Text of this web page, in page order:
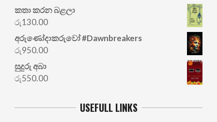
price
was:
කතා කරන බළලා
රු130.00
අරු‍ණෝදාකරුවෝ #Dawnbreakers
රු950.00
සුදුරු අබා
රු550.00
USEFULL LINKS